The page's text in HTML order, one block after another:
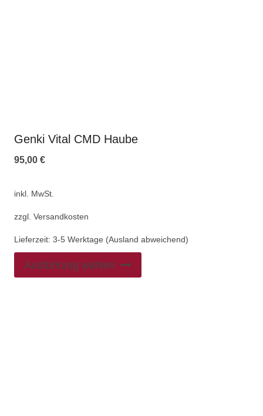
Genki Vital CMD Haube
95,00 €
inkl. MwSt.
zzgl. Versandkosten
Lieferzeit: 3-5 Werktage (Ausland abweichend)
Ausführung wählen